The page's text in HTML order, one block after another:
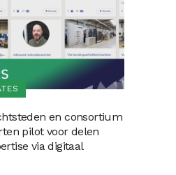
en consortium
pilot voor delen
via digitaal